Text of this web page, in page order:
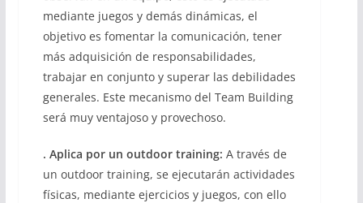
mediante juegos y demás dinámicas, el
objetivo es fomentar la comunicación, tener
más adquisición de responsabilidades,
trabajar en conjunto y superar las debilidades
generales. Este mecanismo del Team Building
será muy ventajoso y provechoso.
. Aplica por un outdoor training: A través de
un outdoor training, se ejecutarán actividades
físicas, mediante ejercicios y juegos, con ello